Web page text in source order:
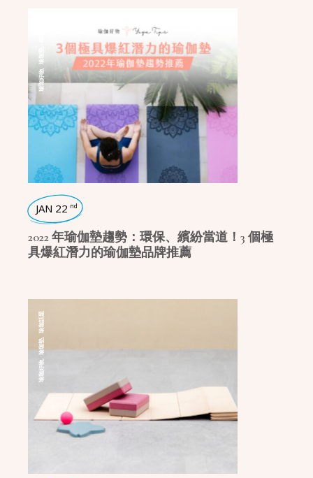
瑜珈好物
瑜珈墊
JAN 22 nd
2022 年瑜伽墊趨勢：環保、繽紛當道！3 個極
具爆紅潛力的瑜伽墊品牌推薦
瑜珈好物
瑜珈墊
瑜珈話題